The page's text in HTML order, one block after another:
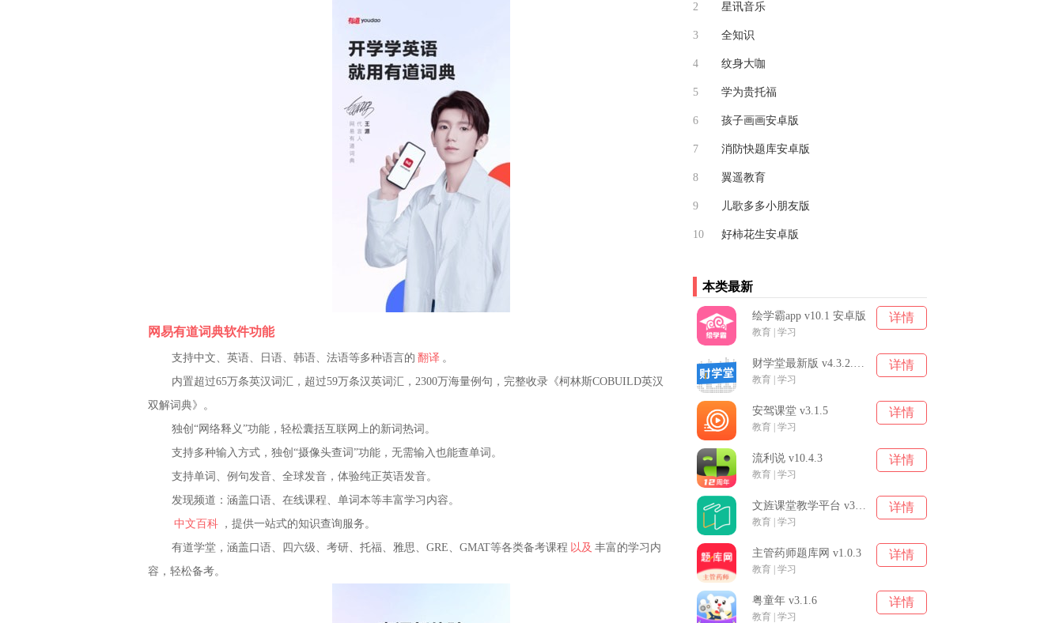
网易有道词典软件功能
支持中文、英语、日语、韩语、法语等多种语言的 翻译 。
内置超过65万条英汉词汇，超过59万条汉英词汇，2300万海量例句，完整收录《柯林斯COBUILD英汉
双解词典》。
独创“网络释义”功能，轻松囊括互联网上的新词热词。
支持多种输入方式，独创“摄像头查词”功能，无需输入也能查单词。
支持单词、例句发音、全球发音，体验纯正英语发音。
发现频道：涵盖口语、在线课程、单词本等丰富学习内容。
中文百科 ，提供一站式的知识查询服务。
有道学堂，涵盖口语、四六级、考研、托福、雅思、GRE、GMAT等各类备考课程 以及 丰富的学习内
容，轻松备考。
2 星讯音乐
3 全知识
4 纹身大咖
104.92MB
5 学为贵托福
学习教育
107.01MB
6 孩子画画安卓版
学习教育
7 消防快题库安卓版
75.97M
8 翼遥教育
学习教育
78.95M
9 儿歌多多小朋友版
学习教育
10 好柿花生安卓版
本类最新
绘学霸app v10.1 安卓版
教育 | 学习
详情
财学堂最新版 v4.3.2.251 安卓版
教育 | 学习
详情
安驾课堂 v3.1.5
教育 | 学习
详情
流利说 v10.4.3
教育 | 学习
详情
文旌课堂教学平台 v3.7.7
教育 | 学习
详情
主管药师题库网 v1.0.3
教育 | 学习
详情
粤童年 v3.1.6
教育 | 学习
详情